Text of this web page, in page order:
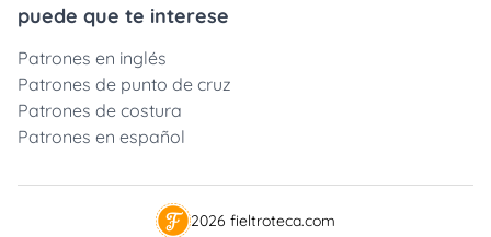
puede que te interese
Patrones en inglés
Patrones de punto de cruz
Patrones de costura
Patrones en español
2026 fieltroteca.com